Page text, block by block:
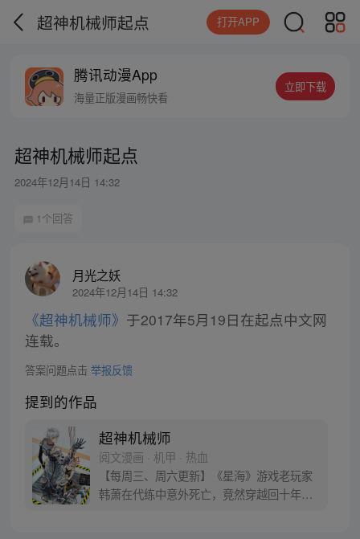
超神机械师起点 打开APP
腾讯动漫App
海量正版漫画畅快看
立即下载
超神机械师起点
2024年12月14日 14:32
1个回答
月光之妖
2024年12月14日 14:32
《超神机械师》 于2017年5月19日在起点中文网
连载。
答案问题点击 举报反馈
提到的作品
超神机械师
阅文漫画 · 机甲 · 热血
【每周三、周六更新】《星海》游戏老玩家
韩萧在代练中意外死亡，竟然穿越回十年前